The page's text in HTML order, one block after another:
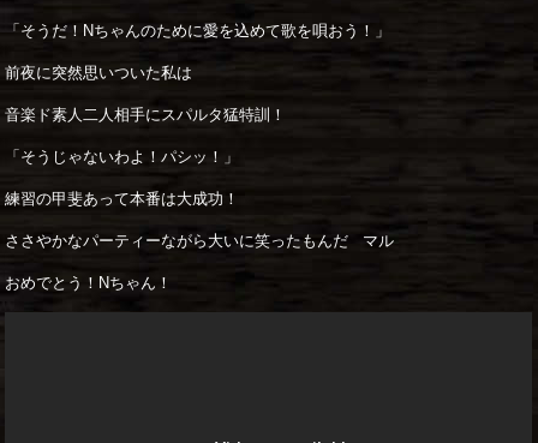
「そうだ！Nちゃんのために愛を込めて歌を唄おう！」
前夜に突然思いついた私は
音楽ド素人二人相手にスパルタ猛特訓！
「そうじゃないわよ！パシッ！」
練習の甲斐あって本番は大成功！
ささやかなパーティーながら大いに笑ったもんだ マル
おめでとう！Nちゃん！